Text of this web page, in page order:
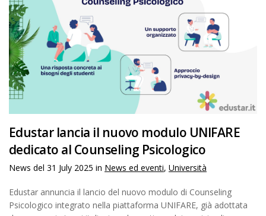
Edustar lancia il nuovo modulo UNIFARE
dedicato al Counseling Psicologico
News del 31 July 2025 in News ed eventi, Università
Edustar annuncia il lancio del nuovo modulo di Counseling
Psicologico integrato nella piattaforma UNIFARE, già adottata